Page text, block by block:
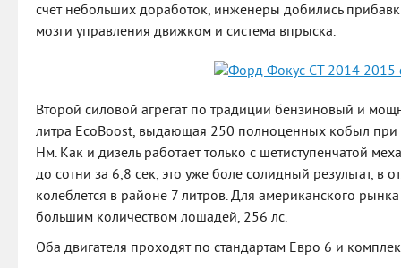
счет небольших доработок, инженеры добились
мозги управления движком и система впрыска.
Второй силовой агрегат по традиции бензиновый и
литра EcoBoost, выдающая 250 полноценных кобыл
Нм. Как и дизель работает только с шетиступенчатой
до сотни за 6,8 сек, это уже боле солидный результат, в
колеблется в районе 7 литров. Для американского
большим количеством лошадей, 256 лс.
Оба двигателя проходят по стандартам Евро 6 и